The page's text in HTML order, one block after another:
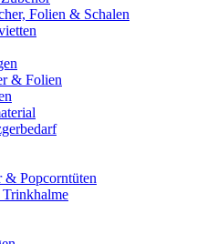
Folien & Schalen
& Folien
& Popcorntüten